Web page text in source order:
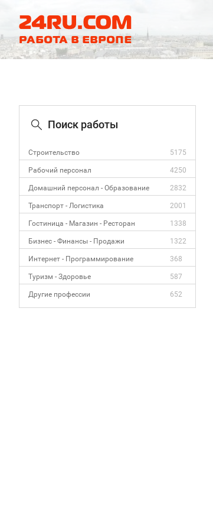
Поиск работы
Строительство 5175
Рабочий персонал 4250
Домашний персонал - Образование 2832
Транспорт - Логистика 2001
Гостиница - Магазин - Ресторан 1338
Бизнес - Финансы - Продажи 1322
Интернет - Программирование 368
Туризм - Здоровье 587
Другие профессии 652